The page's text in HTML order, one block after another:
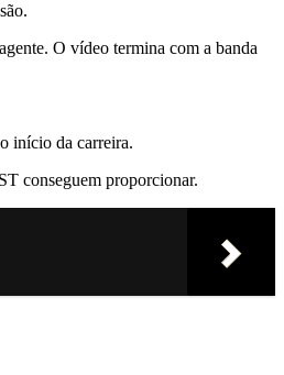
O vídeo termina com a banda
início da carreira.
conseguem proporcionar.